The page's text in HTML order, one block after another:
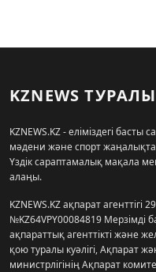
KZNEWS ТУРАЛЫ
KZNEWS.KZ - еліміздегі басты
мәдени және спорт
Үздік сараптамалық мақала
алаңы.
KZNEWS.KZ ақпарат агенттігі
№KZ64VPY00084819 Мерзімді
ақпараттық агенттікті және
қою туралы куәлігі, Ақпарат
министрлігінің Ақпарат